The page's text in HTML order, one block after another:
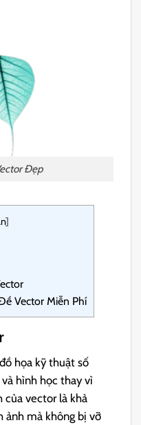
Đẹp
]
Vector Miễn Phí
họa kỹ thuật số
hình học thay vì
vector là khả
ảnh mà không bị vỡ